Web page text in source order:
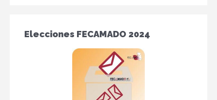
Elecciones FECAMADO 2024